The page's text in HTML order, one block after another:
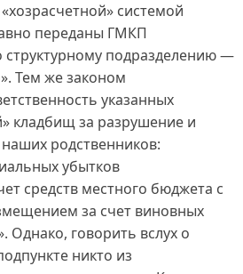
системой
переданы ГМКП
структурному подразделению —
Тем же законом
указанных
кладбищ за разрушение и
родственников:
убытков
средств местного бюджета с
за счет виновных
Однако, говорить вслух о
никто из